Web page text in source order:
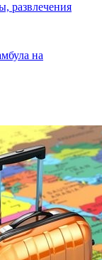
развлечения
на